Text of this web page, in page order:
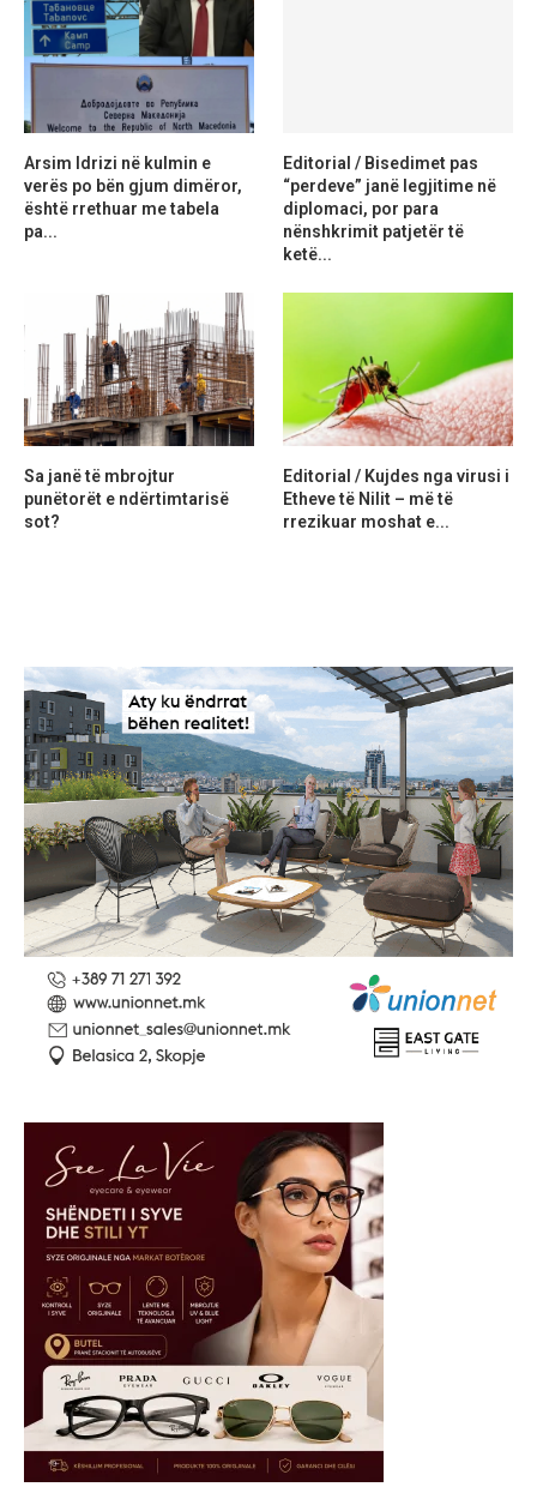
Arsim Idrizi në kulmin e
verës po bën gjum dimëror,
është rrethuar me tabela
pa...
Editorial / Bisedimet pas
“perdeve” janë legjitime në
diplomaci, por para
nënshkrimit patjetër të
ketë...
Sa janë të mbrojtur
punëtorët e ndërtimtarisë
sot?
Editorial / Kujdes nga virusi i
Etheve të Nilit – më të
rrezikuar moshat e...